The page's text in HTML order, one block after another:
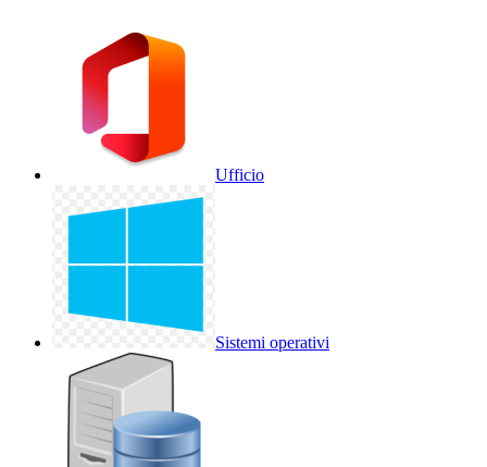
Ufficio
Sistemi operativi